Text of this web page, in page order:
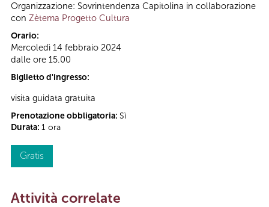
Organizzazione: Sovrintendenza Capitolina in collaborazione
con Zètema Progetto Cultura
Orario:
Mercoledì 14 febbraio 2024
dalle ore 15.00
Biglietto d'ingresso:
visita guidata gratuita
Prenotazione obbligatoria: Sì
Durata: 1 ora
Gratis
Attività correlate